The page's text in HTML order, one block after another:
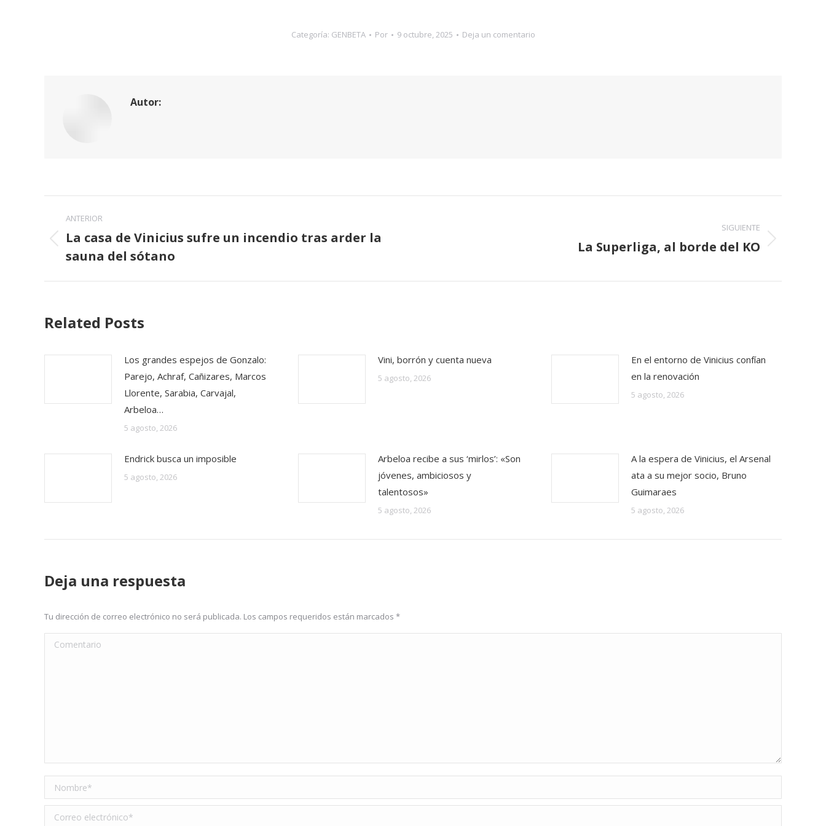
Categoría: GENBETA Por 9 octubre, 2025 Deja un comentario
Autor:
Navegación
entre
publicaciones
ANTERIOR
Publicación
anterior:
La casa de Vinicius sufre un incendio tras arder la
sauna del sótano
SIGUIENTE
La Superliga, al borde del KO
Related Posts
Los grandes espejos de Gonzalo:
Parejo, Achraf, Cañizares, Marcos
Llorente, Sarabia, Carvajal,
Arbeloa…
5 agosto, 2026
Vini, borrón y cuenta nueva
5 agosto, 2026
En el entorno de Vinicius confían
en la renovación
5 agosto, 2026
Endrick busca un imposible
5 agosto, 2026
Arbeloa recibe a sus ‘mirlos’: «Son
jóvenes, ambiciosos y
talentosos»
5 agosto, 2026
A la espera de Vinicius, el Arsenal
ata a su mejor socio, Bruno
Guimaraes
5 agosto, 2026
Deja una respuesta
Tu dirección de correo electrónico no será publicada. Los campos requeridos están marcados *
Comentario
Nombre *
Correo electrónico *